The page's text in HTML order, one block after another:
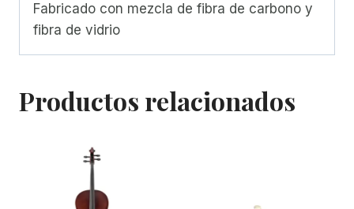
Fabricado con mezcla de fibra de carbono y
fibra de vidrio
Productos relacionados